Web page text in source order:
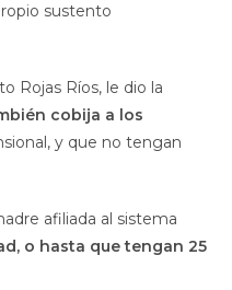
sustento
Rojas Ríos, le dio la
cobija a los
y que no tengan
afiliada al sistema
o hasta que tengan 25